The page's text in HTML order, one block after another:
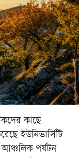
কাছে
ইউনিভার্সিটি
পর্যটন